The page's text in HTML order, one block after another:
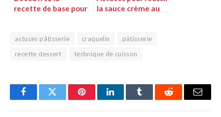
recette de base pour
la sauce crème au
astuces pâtisserie craquelin
pâtisserie
recette dessert
technique de cuisson
FacebookTwitter PinterestLinkedInTumblr Reddit
E-